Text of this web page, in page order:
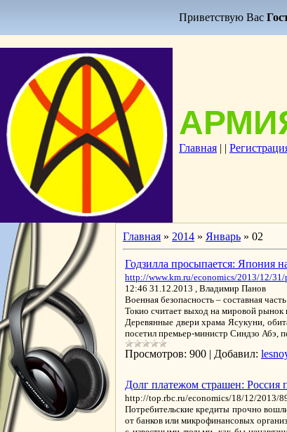
Приветствую Вас
Главная | |
Главная » 2014 » Январь » 02
Годзилла просыпается: Япония
http://www.km.ru/economics/2013/12/
12:46 31.12.2013 , Владимир Панов
Военная безопасность – составная
Токио считает выход на мировой рынок
Деревянные двери храма Ясукуни,
посетил премьер-министр Синдзо Абэ,
Просмотров: 900 | Добавил:
Долг платежом страшен: Россия
http://top.rbc.ru/economics/18/12/2013/
Потребительские кредиты прочно
от банков или микрофинансовых